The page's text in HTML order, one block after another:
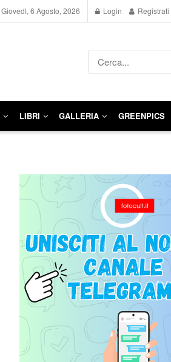
Giovedì, 6 Agosto, 2026 Login Registrati
LIBRI GALLERIA GREENPICS